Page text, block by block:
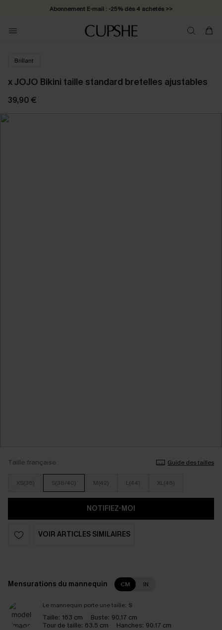
Abonnement E-mail : -25% dès 4 achetés >>
Brillant
x JOJO Bikini taille standard bretelles ajustables
39,90 €
Taille française Guide des tailles
XS(36) S(38/40) M(42) L(44) XL(46)
NOTIFIEZ-MOI
VOIR ARTICLES SIMILAIRES
Mensurations du mannequin CM IN
Le mannequin porte une taille: S
Taille: 163 cm Buste: 90.17 cm
Tour de taille: 63.5 cm Hanches: 90.17 cm